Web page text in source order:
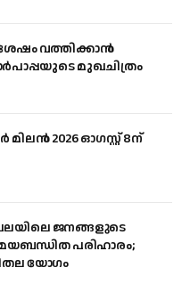
ശേഷം വത്തിക്കാൻ
മുഖചിത്രം
മിലൻ 2026 ഓഗസ്റ്റ് 8ന്
ജനങ്ങളുടെ
പരിഹാരം;
യോഗം